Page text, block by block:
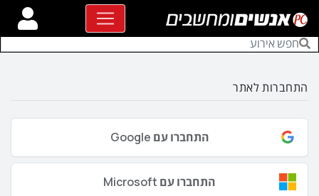
התחברות לאתר
התחברו עם Google
התחברו עם Microsoft